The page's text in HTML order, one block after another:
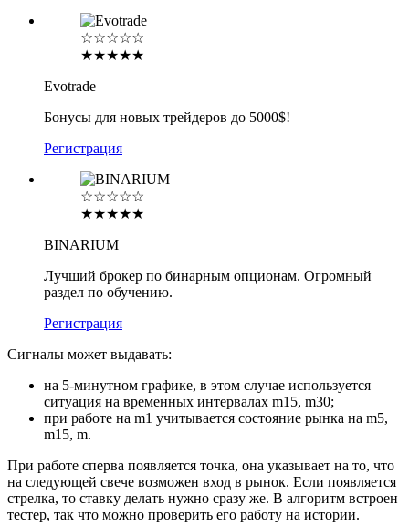
☆☆☆☆☆
★★★★★
Evotrade
Бонусы для новых трейдеров до 5000$!
Регистрация
☆☆☆☆☆
★★★★★
BINARIUM
Лучший брокер по бинарным опционам. Огромный
раздел по обучению.
Регистрация
Сигналы может выдавать:
на 5-минутном графике, в этом случае используется
ситуация на временных интервалах m15, m30;
при работе на m1 учитывается состояние рынка на m5,
m15, m.
При работе сперва появляется точка, она указывает на то, что
на следующей свече возможен вход в рынок. Если появляется
стрелка, то ставку делать нужно сразу же. В алгоритм встроен
тестер, так что можно проверить его работу на истории.